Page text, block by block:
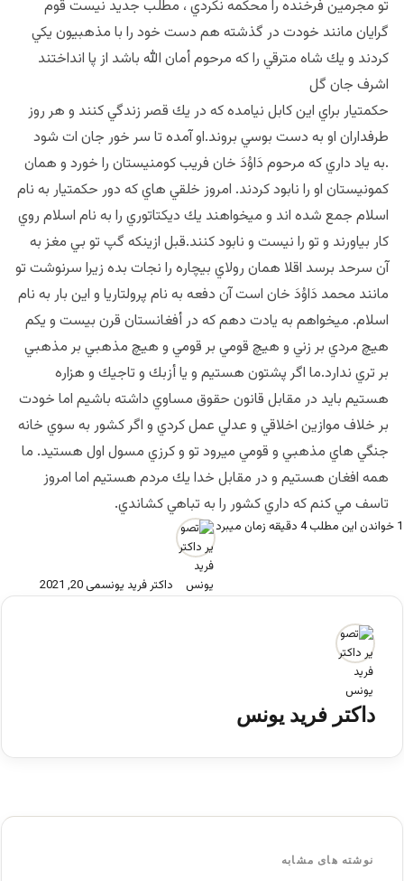
تو مجرمين فرخنده را محكمه نكردي ، مطلب جديد نيست قوم
گرايان مانند خودت در گذشته هم دست خود را با مذهبيون يكي
كردند و يك شاه مترقي را كه مرحوم أمان الله باشد از پا انداختند
اشرف جان گل
حكمتيار براي اين كابل نيامده كه در يك قصر زندگي كنند و هر روز
طرفداران او به دست بوسي بروند.او آمده تا سر خور جان ات شود
.به ياد داري كه مرحوم دَاوُدَ خان فريب كومنيستان را خورد و همان
كمونيستان او را نابود كردند. امروز خلقي هاي كه دور حكمتيار به نام
اسلام جمع شده اند و ميخواهند يك ديكتاتوري را به نام اسلام روي
كار بياورند و تو را نيست و نابود كنند.قبل ازينكه گپ تو بي مغز به
آن سرحد برسد اقلا همان رولاي بيچاره را نجات بده زيرا سرنوشت تو
مانند محمد دَاوُدَ خان است آن دفعه به نام پرولتاريا و اين بار به نام
اسلام. ميخواهم به يادت دهم كه در أفغانستان قرن بيست و يكم
هيچ مردي بر زني و هيچ قومي بر قومي و هيچ مذهبي بر مذهبي
بر تري ندارد.ما اگر پشتون هستيم و يا أزبك و تاجيك و هزاره
هستيم بايد در مقابل قانون حقوق مساوي داشته باشيم اما خودت
بر خلاف موازين اخلاقي و عدلي عمل كردي و اگر كشور به سوي خانه
جنگي هاي مذهبي و قومي ميرود تو و كرزي مسول اول هستيد. ما
همه افغان هستيم و در مقابل خدا يك مردم هستيم اما امروز
تاسف مي كنم كه داري كشور را به تباهي كشاندي.
داکتر فرید یونسمی 20, 2021
1 خواندن این مطلب 4 دقیقه زمان میبرد
داکتر فرید یونس
نوشته های مشابه